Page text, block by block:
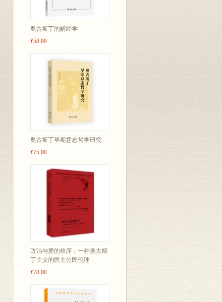
奥古斯丁的解经学
¥58.00
奥古斯丁早期意志哲学研究
¥75.00
政治与爱的秩序：一种奥古斯
丁主义的民主公民伦理
¥78.00